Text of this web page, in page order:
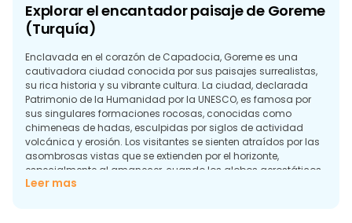
Explorar el encantador paisaje de Goreme
(Turquía)
Enclavada en el corazón de Capadocia, Goreme es una
cautivadora ciudad conocida por sus paisajes surrealistas,
su rica historia y su vibrante cultura. La ciudad, declarada
Patrimonio de la Humanidad por la UNESCO, es famosa por
sus singulares formaciones rocosas, conocidas como
chimeneas de hadas, esculpidas por siglos de actividad
volcánica y erosión. Los visitantes se sienten atraídos por las
asombrosas vistas que se extienden por el horizonte,
especialmente al amanecer, cuando los globos aerostáticos
llenan el cielo, creando un tapiz de colores con las antiguas
Leer mas